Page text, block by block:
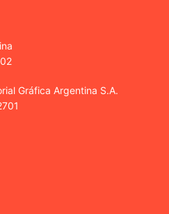
Gráfica Argentina S.A.